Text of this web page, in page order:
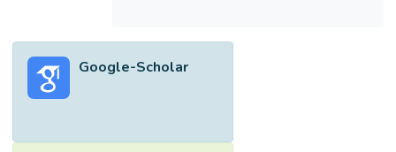
Google-Scholar